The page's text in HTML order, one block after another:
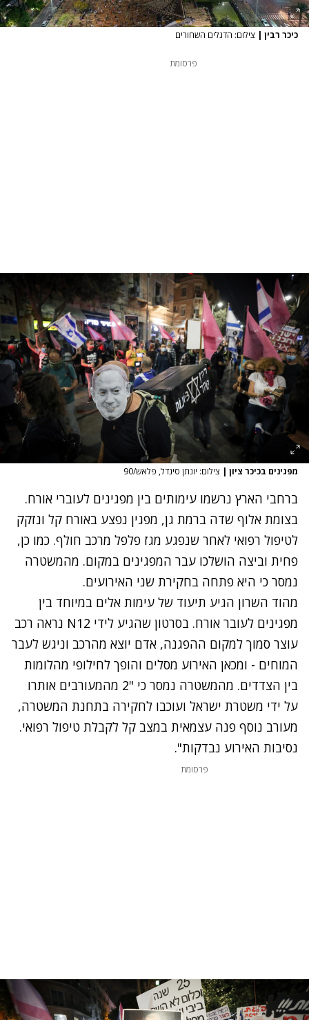
כיכר רבין | צילום: הדגלים השחורים
פרסומת
מפגינים בכיכר ציון | צילום: יונתן סינדל, פלאש/90
ברחבי הארץ נרשמו עימותים בין מפגינים לעוברי אורח.
בצומת אלוף שדה ברמת גן, מפגין נפצע באורח קל ונזקק
לטיפול רפואי לאחר שנפגע מגז פלפל מרכב חולף. כמו כן,
פחית וביצה הושלכו עבר המפגינים במקום. מהמשטרה
נמסר כי היא פתחה בחקירת שני האירועים.
מהוד השרון הגיע תיעוד של עימות אלים במיוחד בין
מפגינים לעובר אורח. בסרטון שהגיע לידי N12 נראה רכב
עוצר סמוך למקום ההפגנה, אדם יוצא מהרכב וניגש לעבר
המוחים - ומכאן האירוע מסלים והופך לחילופי מהלומות
בין הצדדים. מהמשטרה נמסר כי "2 מהמעורבים אותרו
על ידי משטרת ישראל ועוכבו לחקירה בתחנת המשטרה,
מעורב נוסף פנה עצמאית במצב קל לקבלת טיפול רפואי.
נסיבות האירוע נבדקות".
פרסומת